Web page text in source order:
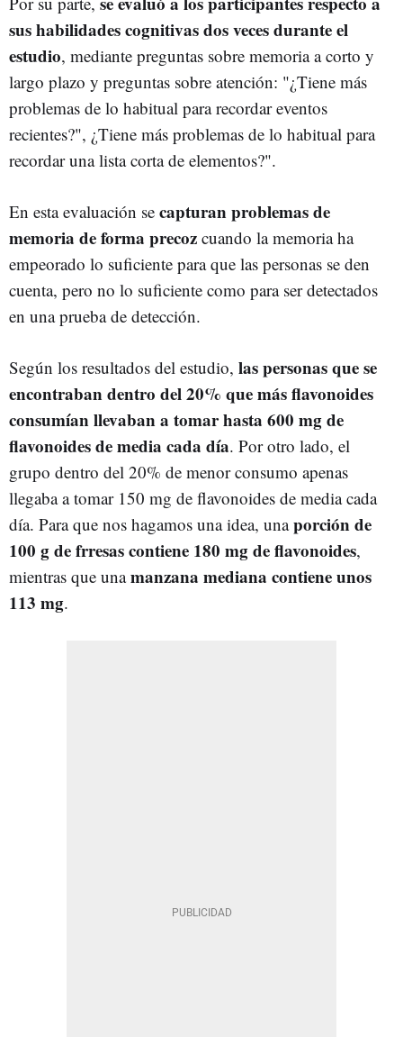
sus habilidades cognitivas dos veces durante el
estudio, mediante preguntas sobre memoria a corto y
largo plazo y preguntas sobre atención: "¿Tiene más
problemas de lo habitual para recordar eventos
recientes?", ¿Tiene más problemas de lo habitual para
recordar una lista corta de elementos?".
En esta evaluación se capturan problemas de
memoria de forma precoz cuando la memoria ha
empeorado lo suficiente para que las personas se den
cuenta, pero no lo suficiente como para ser detectados
en una prueba de detección.
Según los resultados del estudio, las personas que se
encontraban dentro del 20% que más flavonoides
consumían llevaban a tomar hasta 600 mg de
flavonoides de media cada día. Por otro lado, el
grupo dentro del 20% de menor consumo apenas
llegaba a tomar 150 mg de flavonoides de media cada
día. Para que nos hagamos una idea, unaporción de
100 g de frresas contiene 180 mg de flavonoides,
mientras que unamanzana mediana contiene unos
113 mg.